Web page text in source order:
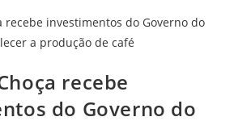
recebe
do Governo do